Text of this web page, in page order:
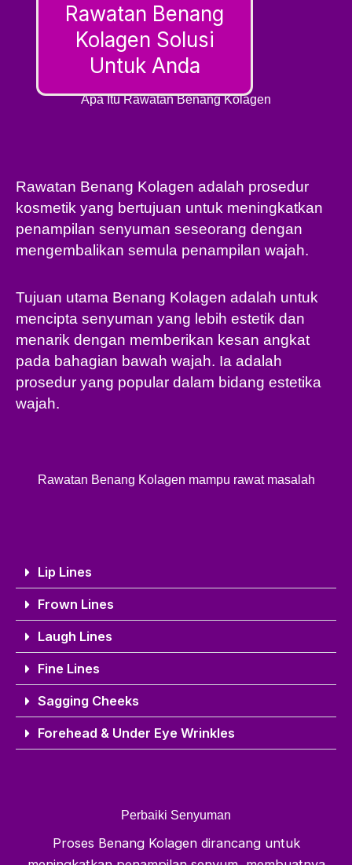
Rawatan Benang
Kolagen Solusi
Untuk Anda
Apa Itu Rawatan Benang Kolagen
Rawatan Benang Kolagen adalah prosedur
kosmetik yang bertujuan untuk meningkatkan
penampilan senyuman seseorang dengan
mengembalikan semula penampilan wajah.
Tujuan utama Benang Kolagen adalah untuk
mencipta senyuman yang lebih estetik dan
menarik dengan memberikan kesan angkat
pada bahagian bawah wajah. Ia adalah
prosedur yang popular dalam bidang estetika
wajah.
Rawatan Benang Kolagen mampu rawat masalah
Lip Lines
Frown Lines
Laugh Lines
Fine Lines
Sagging Cheeks
Forehead & Under Eye Wrinkles
Perbaiki Senyuman
Proses Benang Kolagen dirancang untuk